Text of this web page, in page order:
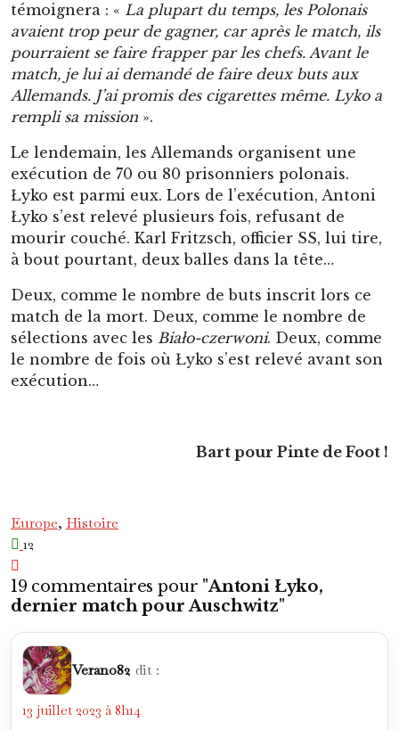
témoignera : « La plupart du temps, les Polonais
avaient trop peur de gagner, car après le match, ils
pourraient se faire frapper par les chefs. Avant le
match, je lui ai demandé de faire deux buts aux
Allemands. J’ai promis des cigarettes même. Lyko a
rempli sa mission ».
Le lendemain, les Allemands organisent une
exécution de 70 ou 80 prisonniers polonais.
Łyko est parmi eux. Lors de l’exécution, Antoni
Łyko s’est relevé plusieurs fois, refusant de
mourir couché. Karl Fritzsch, officier SS, lui tire,
à bout pourtant, deux balles dans la tête…
Deux, comme le nombre de buts inscrit lors ce
match de la mort. Deux, comme le nombre de
sélections avec les Biało-czerwoni. Deux, comme
le nombre de fois où Łyko s’est relevé avant son
exécution…
Bart pour Pinte de Foot !
Europe, Histoire
12
19 commentaires pour "Antoni Łyko,
dernier match pour Auschwitz"
Verano82 dit :
13 juillet 2023 à 8h14